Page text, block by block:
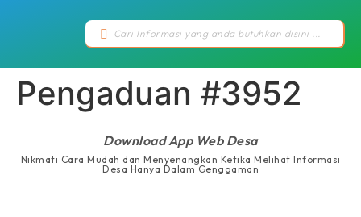
Pengaduan #3952
Download App Web Desa
Nikmati Cara Mudah dan Menyenangkan Ketika Melihat Informasi
Desa Hanya Dalam Genggaman